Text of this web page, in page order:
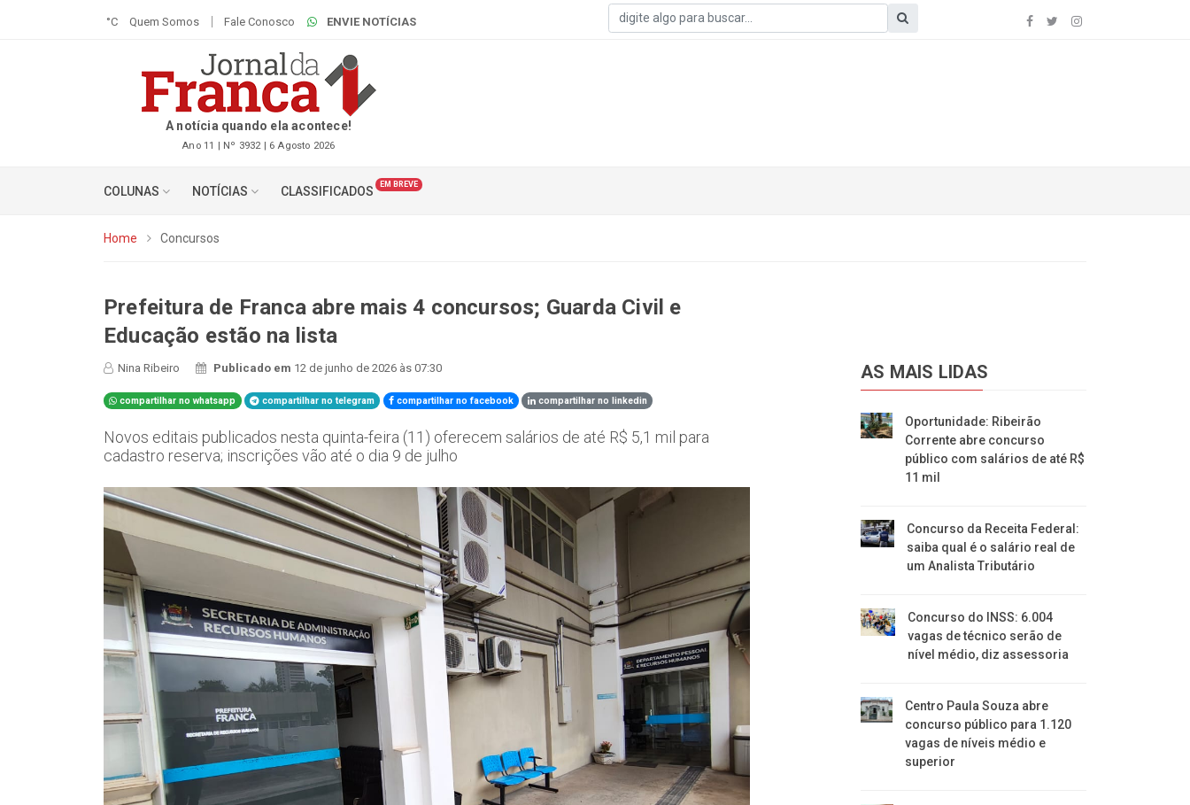
°C Quem Somos Fale Conosco ENVIE NOTÍCIAS
A notícia quando ela acontece!
Ano 11 | Nº 3932 | 6 Agosto 2026
COLUNAS NOTÍCIAS CLASSIFICADOS EM BREVE
Home Concursos
Prefeitura de Franca abre mais 4 concursos; Guarda Civil e
Educação estão na lista
Nina Ribeiro Publicado em 12 de junho de 2026 às 07:30
compartilhar no whatsapp compartilhar no telegram compartilhar no facebook compartilhar no linkedin
Novos editais publicados nesta quinta-feira (11) oferecem salários de até R$ 5,1 mil para
cadastro reserva; inscrições vão até o dia 9 de julho
AS MAIS LIDAS
Oportunidade: Ribeirão
Corrente abre concurso
público com salários de até R$
11 mil
Concurso da Receita Federal:
saiba qual é o salário real de
um Analista Tributário
Concurso do INSS: 6.004
vagas de técnico serão de
nível médio, diz assessoria
Centro Paula Souza abre
concurso público para 1.120
vagas de níveis médio e
superior